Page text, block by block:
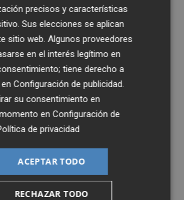
precisos y características
Sus elecciones se aplican
sitio web. Algunos proveedores
en el interés legítimo en
tiene derecho a
enConfiguración de publicidad
su consentimiento en
enConfiguración de
de privacidad
ACEPTAR TODO
RECHAZAR TODO